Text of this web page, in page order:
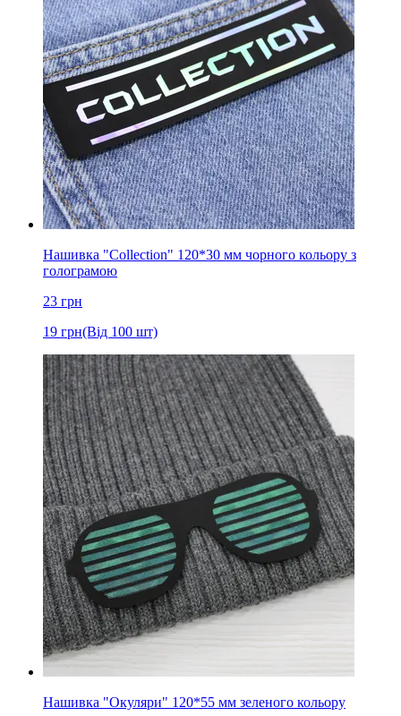
Нашивка "Collection" 120*30 мм чорного кольору з
голограмою
23 грн
19 грн(Від 100 шт)
Нашивка "Окуляри" 120*55 мм зеленого кольору